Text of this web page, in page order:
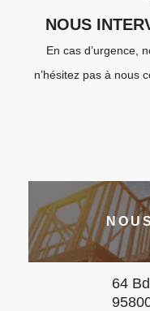
NOUS
En cas d’urgence,
n’hésitez pas à nous
64